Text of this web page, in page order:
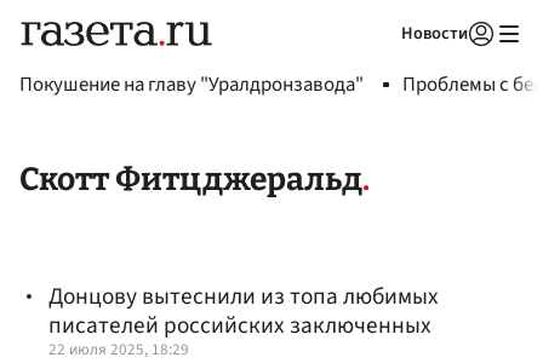
Новости
Покушение на главу "Уралдронзавода" Проблемы с
Скотт Фитцджеральд
Донцову вытеснили из топа любимых
писателей российских заключенных
22 июля 2025, 18:29